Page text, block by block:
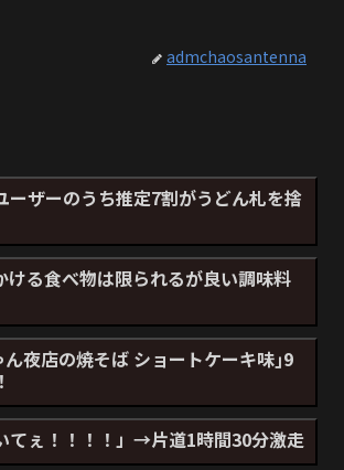
admchaosantenna
ーザーのうち推定7割がうどん札を捨
ける食べ物は限られるが良い調味料
ん夜店の焼そば ショートケーキ味｣9
てぇ！！！！」→片道1時間30分激走